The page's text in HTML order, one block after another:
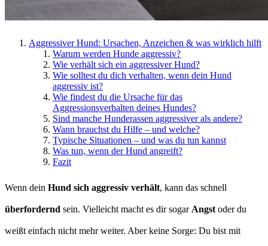
Aggressiver Hund: Ursachen, Anzeichen & was wirklich hilft
Warum werden Hunde aggressiv?
Wie verhält sich ein aggressiver Hund?
Wie solltest du dich verhalten, wenn dein Hund
aggressiv ist?
Wie findest du die Ursache für das
Aggressionsverhalten deines Hundes?
Sind manche Hunderassen aggressiver als andere?
Wann brauchst du Hilfe – und welche?
Typische Situationen – und was du tun kannst
Was tun, wenn der Hund angreift?
Fazit
Wenn dein Hund sich aggressiv verhält, kann das schnell
überfordernd sein. Vielleicht macht es dir sogar Angst oder du
weißt einfach nicht mehr weiter. Aber keine Sorge: Du bist mit